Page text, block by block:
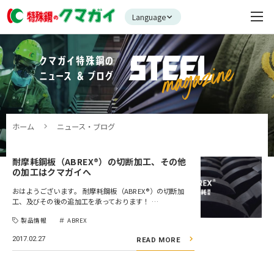
Language
ホーム ニュース・ブログ
耐摩耗鋼板（ABREX®）の切断加工、その他
の加工はクマガイへ
おはようございます。 耐摩耗鋼板（ABREX®）の切断加
工、及びその後の追加工を承っております！ …
製品情報 ABREX
2017.02.27 READ MORE